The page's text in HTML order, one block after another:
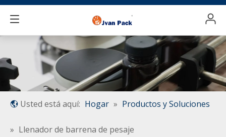
Usted está aquí: Hogar » Productos y Soluciones
» Llenador de barrena de pesaje